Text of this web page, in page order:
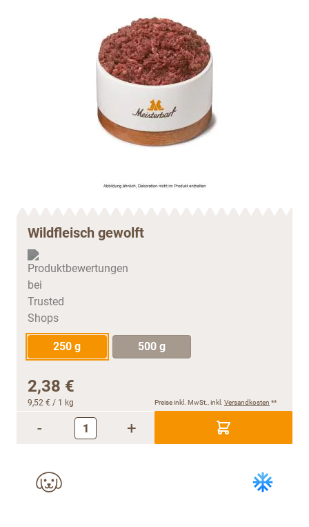
Wildfleisch gewolft
250 g 500 g
2,38 €
9,52 € / 1 kg Preise inkl. MwSt., inkl. Versandkosten **
- +